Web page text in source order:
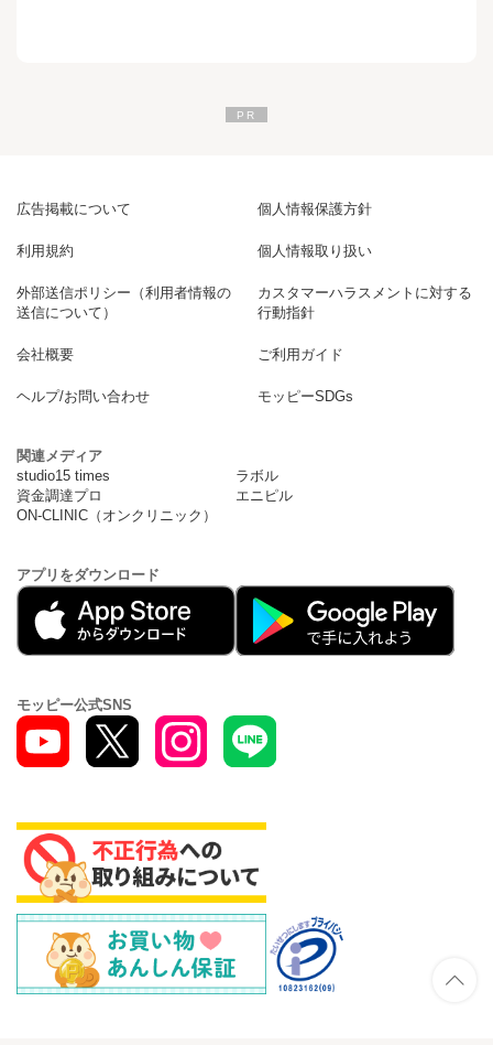
広告掲載について 個人情報保護方針
利用規約 個人情報取り扱い
外部送信ポリシー（利用者情報の
送信について）
カスタマーハラスメントに対する
行動指針
会社概要 ご利用ガイド
ヘルプ/お問い合わせ モッピーSDGs
関連メディア
studio15 times
ラボル
資金調達プロ
エニピル
ON-CLINIC（オンクリニック）
アプリをダウンロード
モッピー公式SNS